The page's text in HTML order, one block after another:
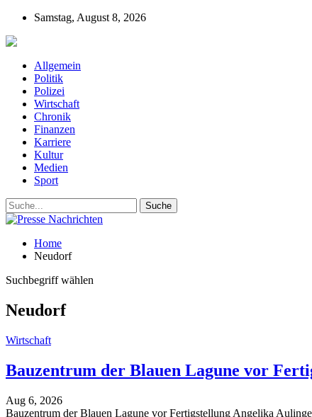
Samstag, August 8, 2026
Allgemein
Politik
Polizei
Wirtschaft
Chronik
Finanzen
Karriere
Kultur
Medien
Sport
Home
Neudorf
Suchbegriff wählen
Neudorf
Wirtschaft
Bauzentrum der Blauen Lagune vor
Aug 6, 2026
Bauzentrum der Blauen Lagune vor Fertigstellung Angelika